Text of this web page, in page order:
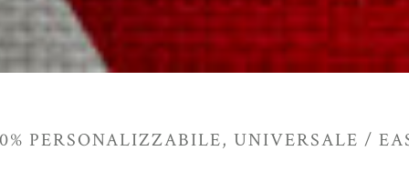
PERSONALIZZABILE, UNIVERSALE /